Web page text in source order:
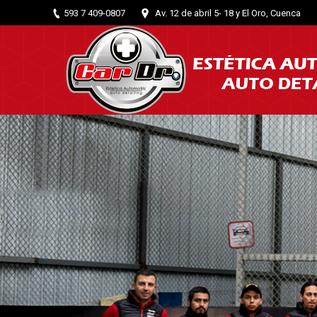
593 7 409-0807 Av. 12 de abril 5- 18 y El Oro, Cuenca